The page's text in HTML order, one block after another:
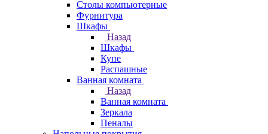
Столы компьютерные
Фурнитура
Шкафы
Назад
Шкафы
Купе
Распашные
Ванная комната
Назад
Ванная комната
Зеркала
Пеналы